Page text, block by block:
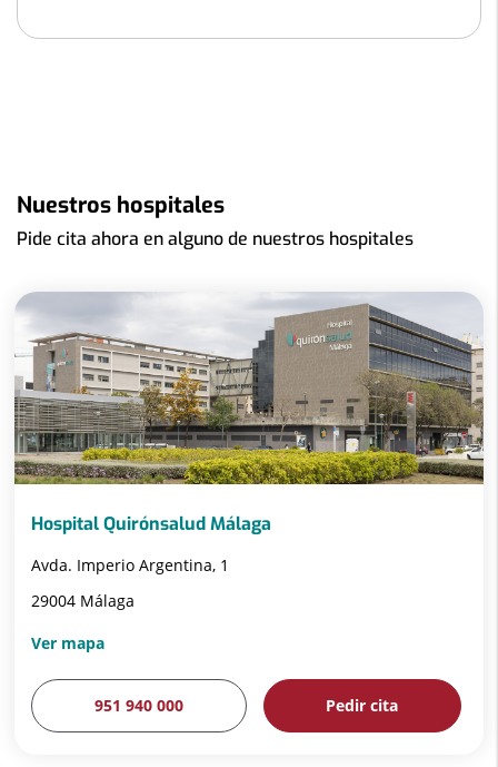
Nuestros hospitales
Pide cita ahora en alguno de nuestros hospitales
Hospital Quirónsalud Málaga
Avda. Imperio Argentina, 1
29004 Málaga
Ver mapa
951 940 000 Pedir cita